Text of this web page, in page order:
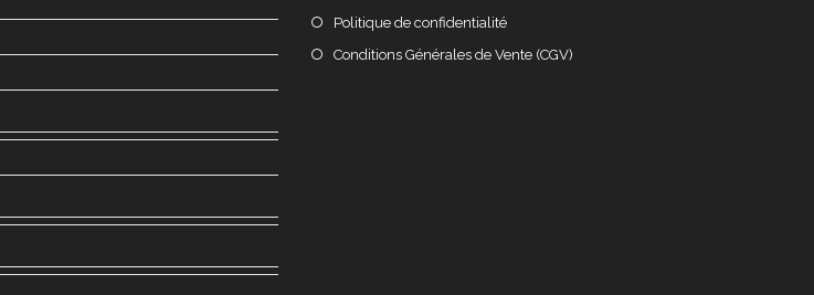
dans
Politique de confidentialitéS’ouvre
dans
Conditions Générales de Vente (CGV)S’ouvre